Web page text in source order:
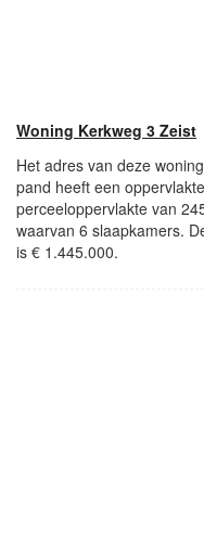
Woning Kerkweg 3 Zeist
Het adres van deze
pand heeft een
perceeloppervlakte van
waarvan 6 slaapkamers.
is € 1.445.000.